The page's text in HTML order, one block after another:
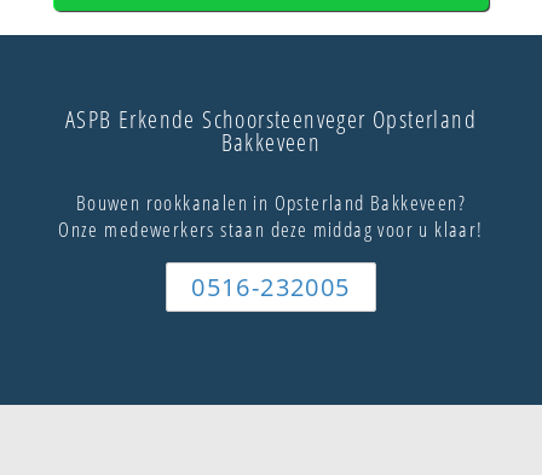
ASPB Erkende Schoorsteenveger Opsterland
Bakkeveen
Bouwen rookkanalen in Opsterland Bakkeveen?
Onze medewerkers staan deze middag voor u klaar!
0516-232005